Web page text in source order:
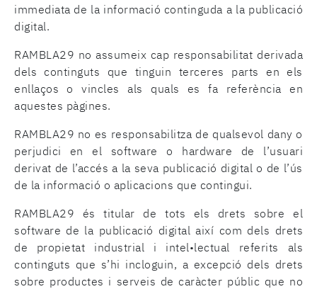
immediata de la informació continguda a la publicació
digital.
RAMBLA29 no assumeix cap responsabilitat derivada
dels continguts que tinguin terceres parts en els
enllaços o vincles als quals es fa referència en
aquestes pàgines.
RAMBLA29 no es responsabilitza de qualsevol dany o
perjudici en el software o hardware de l’usuari
derivat de l’accés a la seva publicació digital o de l’ús
de la informació o aplicacions que contingui.
RAMBLA29 és titular de tots els drets sobre el
software de la publicació digital així com dels drets
de propietat industrial i intel•lectual referits als
continguts que s’hi incloguin, a excepció dels drets
sobre productes i serveis de caràcter públic que no